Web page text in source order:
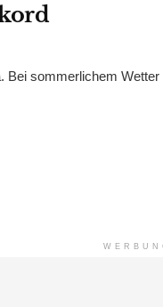
sommerlichem